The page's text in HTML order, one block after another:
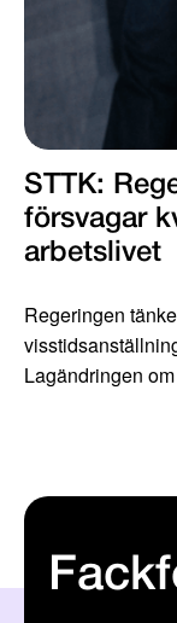
STTK:
försvagar
arbetslivet
Regeringen
Lagändringen